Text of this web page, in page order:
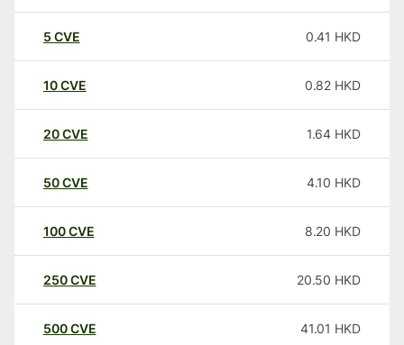
5 CVE 0.41 HKD
10CVE 0.82 HKD
20CVE 1.64 HKD
50CVE 4.10 HKD
100CVE 8.20 HKD
250CVE 20.50 HKD
500CVE 41.01 HKD